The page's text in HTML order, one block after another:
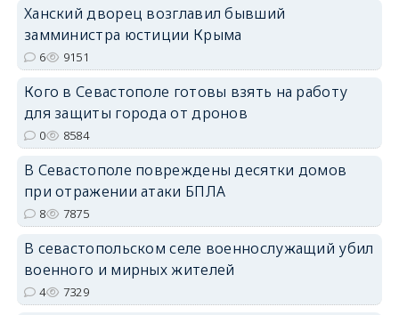
Ханский дворец возглавил бывший
замминистра юстиции Крыма
6 9151
Кого в Севастополе готовы взять на работу
для защиты города от дронов
0 8584
В Севастополе повреждены десятки домов
при отражении атаки БПЛА
8 7875
В севастопольском селе военнослужащий убил
военного и мирных жителей
4 7329